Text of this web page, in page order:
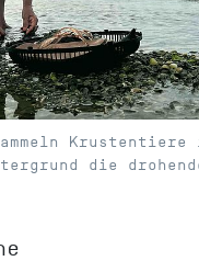
Krustentiere
die